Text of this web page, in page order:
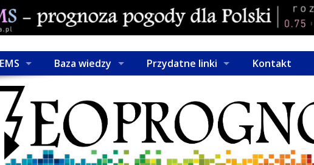
Baza wiedzy Przydatne linki Kontakt